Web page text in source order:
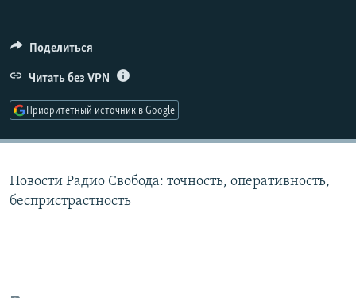
ПОДПИШИТЕСЬ НА РАССЫЛКУ
СОЦИАЛЬНЫЕ СЕТИ
Поделиться
Читать без VPN
Приоритетный источник в Google
Новости Радио Свобода: точность, оперативность,
беспристрастность